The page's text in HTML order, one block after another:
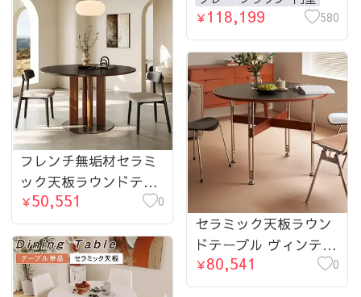
のダイニングテーブル
hagst-5362-table
￥118,199 580
フレンチ無垢材セラミ
ック天板ラウンドテー
ブル ステンレス脚 ヴ
ィンテージ hjj-3661
￥50,551 0
セラミック天板ラウン
ドテーブル ヴィンテー
ジ 無垢材 ステンレス
脚 hjj-3662
￥80,541 0